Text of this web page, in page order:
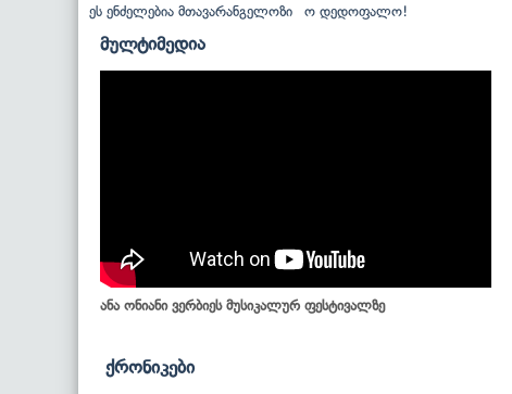
ეს ენძელებია მთავარანგელოზი ო დედოფალო!
მულტიმედია
ანა ონიანი ვერბიეს მუსიკალურ ფესტივალზე
ქრონიკები